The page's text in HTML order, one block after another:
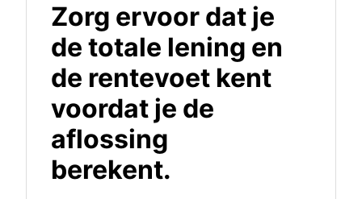
Zorg ervoor dat je
de totale lening en
de rentevoet kent
voordat je de
aflossing
berekent.